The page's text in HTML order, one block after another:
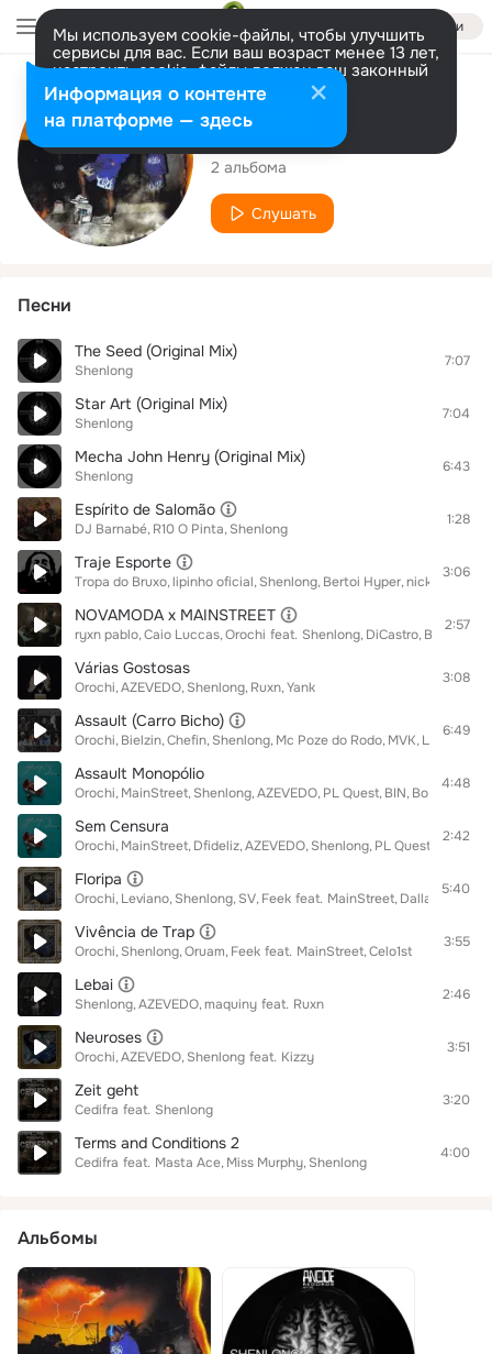
Войти
Мы используем cookie-файлы, чтобы улучшить
сервисы для вас. Если ваш возраст менее 13 лет,
настроить cookie-файлы должен ваш законный
представитель. Больше информации
Разрешить все Настроить
Исполнитель
Shenlong
2 альбома
Слушать
Песни
The Seed (Original Mix)
Shenlong
7:07
Star Art (Original Mix)
Shenlong
7:04
Mecha John Henry (Original Mix)
Shenlong
6:43
Espírito de Salomão
DJ Barnabé R10 O Pinta Shenlong
1:28
Traje Esporte
Tropa do Bruxo lipinho oficial Shenlong Bertoi Hyper nick dilla Brk
3:06
NOVAMODA x MAINSTREET
ryxn pablo Caio Luccas Orochi feat. Shenlong DiCastro Brian
2:57
Várias Gostosas
Orochi AZEVEDO Shenlong Ruxn Yank
3:08
Assault (Carro Bicho)
Orochi Bielzin Chefin Shenlong Mc Poze do Rodo MVK Leviano
6:49
Assault Monopólio
Orochi MainStreet Shenlong AZEVEDO PL Quest BIN Borges Ruxn
4:48
Sem Censura
Orochi MainStreet Dfideliz AZEVEDO Shenlong PL Quest Ruxn
2:42
Floripa
Orochi Leviano Shenlong SV Feek feat. MainStreet Dallass Kizzy
5:40
Vivência de Trap
Orochi Shenlong Oruam Feek feat. MainStreet Celo1st
3:55
Lebai
Shenlong AZEVEDO maquiny feat. Ruxn
2:46
Neuroses
Orochi AZEVEDO Shenlong feat. Kizzy
3:51
Zeit geht
Cedifra feat. Shenlong
3:20
Terms and Conditions 2
Cedifra feat. Masta Ace Miss Murphy Shenlong
4:00
Альбомы
Информация о контенте
на платформе — здесь